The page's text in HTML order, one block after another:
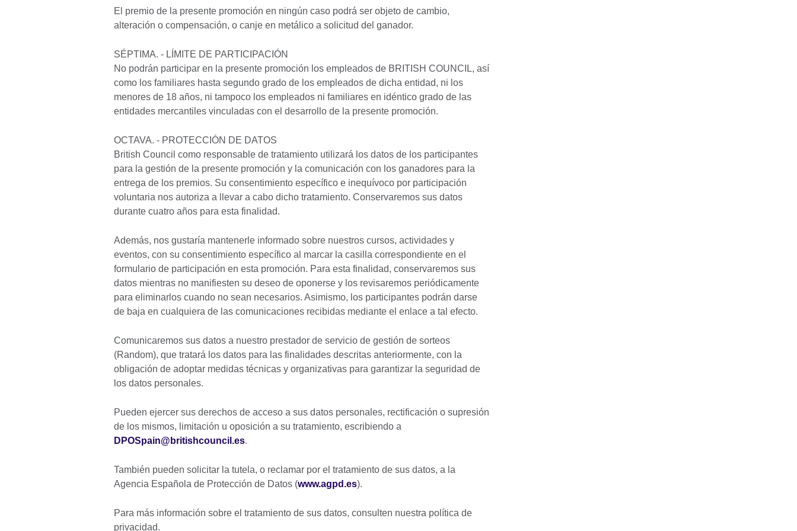
El premio de la presente promoción en ningún caso podrá ser objeto de cambio,
alteración o compensación, o canje en metálico a solicitud del ganador.
SÉPTIMA. - LÍMITE DE PARTICIPACIÓN
No podrán participar en la presente promoción los empleados de BRITISH COUNCIL, así
como los familiares hasta segundo grado de los empleados de dicha entidad, ni los
menores de 18 años, ni tampoco los empleados ni familiares en idéntico grado de las
entidades mercantiles vinculadas con el desarrollo de la presente promoción.
OCTAVA. - PROTECCIÓN DE DATOS
British Council como responsable de tratamiento utilizará los datos de los participantes
para la gestión de la presente promoción y la comunicación con los ganadores para la
entrega de los premios. Su consentimiento específico e inequívoco por participación
voluntaria nos autoriza a llevar a cabo dicho tratamiento. Conservaremos sus datos
durante cuatro años para esta finalidad.
Además, nos gustaría mantenerle informado sobre nuestros cursos, actividades y
eventos, con su consentimiento específico al marcar la casilla correspondiente en el
formulario de participación en esta promoción. Para esta finalidad, conservaremos sus
datos mientras no manifiesten su deseo de oponerse y los revisaremos periódicamente
para eliminarlos cuando no sean necesarios. Asimismo, los participantes podrán darse
de baja en cualquiera de las comunicaciones recibidas mediante el enlace a tal efecto.
Comunicaremos sus datos a nuestro prestador de servicio de gestión de sorteos
(Random), que tratará los datos para las finalidades descritas anteriormente, con la
obligación de adoptar medidas técnicas y organizativas para garantizar la seguridad de
los datos personales.
Pueden ejercer sus derechos de acceso a sus datos personales, rectificación o supresión
de los mismos, limitación u oposición a su tratamiento, escribiendo a
DPOSpain@britishcouncil.es.
También pueden solicitar la tutela, o reclamar por el tratamiento de sus datos, a la
Agencia Española de Protección de Datos (www.agpd.es).
Para más información sobre el tratamiento de sus datos, consulten nuestra política de
privacidad.